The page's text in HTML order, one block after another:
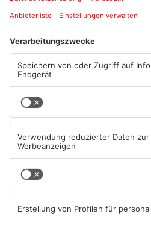
Wer sachdienliche Hinweise geben
unter Tel. 06021/857-2230 mit der
Aschaffenburg in Verbindung zu
Quelle: Polizei
Artikel teilen